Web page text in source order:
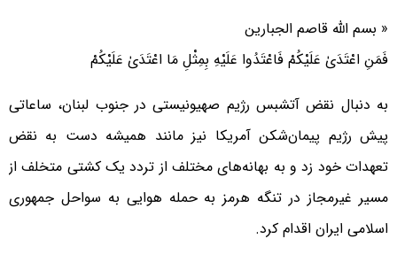
« بسم الله قاصم الجبارین
فَمَنِ اعْتَدَیٰ عَلَیْکُمْ فَاعْتَدُوا عَلَیْهِ بِمِثْلِ مَا اعْتَدَیٰ عَلَیْکُمْ
به دنبال نقض آتشبس رژیم صهیونیستی در جنوب لبنان، ساعاتی
پیش رژیم پیمان‌شکن آمریکا نیز مانند همیشه دست به نقض
تعهدات خود زد و به بهانه‌های مختلف از تردد یک کشتی متخلف از
مسیر غیرمجاز در تنگه هرمز به حمله هوایی به سواحل جمهوری
اسلامی ایران اقدام کرد.